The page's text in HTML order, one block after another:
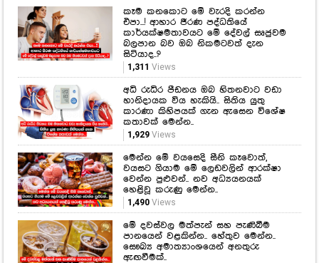
කෑම කනකොට මේ වැරදි කරන්න
එපා...! ආහාර ජීරණ පද්ධතියේ
කාර්යක්ෂමතාවයට මේ දේවල් සෘජුවම
බලපාන බව ඔබ නිකමටවත් දැන
සිටියාද..?
1,311 Views
අධි රුධිර පීඩනය ඔබ හිතනවාට වඩා
හානිදායක විය හැකියි.. සිතිය යුතු
කාරණා කිහිපයක් ගැන ඇසෙන විශේෂ
කතාවක් මෙන්න..
1,929Views
මෙන්න මේ වයසෙදි සීනි කෑවොත්,
වයසට ගියාම මේ ලෙඩවලින් ආරක්ෂා
වෙන්න පුළුවන්.. නව අධ්‍යයනයක්
හෙළිවූ කරුණු මෙන්න..
1,490Views
මේ දවස්වල මත්පැන් සහ පැණිබීම
පානයෙන් වළකින්න.. හේතුව මෙන්න..
සෞඛ්‍ය අමාත්‍යාංශයෙන් අනතුරු
ඇඟවීමක්..